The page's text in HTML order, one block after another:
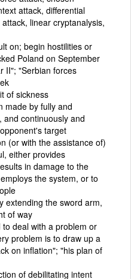
attack, differential
linear cryptanalysis,
on; begin hostilities or
Poland on September
II"; "Serbian forces
of sickness
made by fully and
continuously and
target
(or with the assistance of)
either provides
in damage to the
the system, or to
extending the sword arm,
of way
deal with a problem or
problem is to draw up a
on inflation"; "his plan of
of debilitating intent